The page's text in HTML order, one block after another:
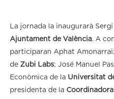
La jornada la inaugurarà
Ajuntament de València. A
participaran Aphat
de Zubi Labs; José Manuel
Econòmica de la Universitat
presidenta de la